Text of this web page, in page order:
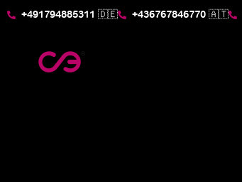
+491794885311 🇩🇪 +436767846770 🇦🇹